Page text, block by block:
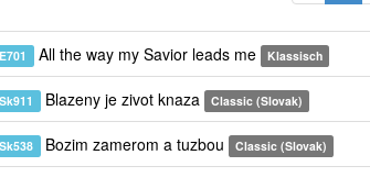
E701 All the way my Savior leads me Klassisch
Sk911 Blazeny je zivot knaza Classic (Slovak)
Sk538 Bozim zamerom a tuzbou Classic (Slovak)